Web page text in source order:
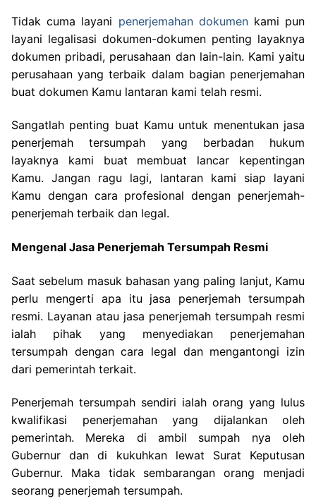
Tidak cuma layani penerjemahan dokumenkami pun
layani legalisasi dokumen-dokumen penting layaknya
dokumen pribadi, perusahaan dan lain-lain. Kami yaitu
perusahaan yang terbaik dalam bagian penerjemahan
buat dokumen Kamu lantaran kami telah resmi.
Sangatlah penting buat Kamu untuk menentukan jasa
penerjemah tersumpah yang berbadan hukum
layaknya kami buat membuat lancar kepentingan
Kamu. Jangan ragu lagi, lantaran kami siap layani
Kamu dengan cara profesional dengan penerjemah-
penerjemah terbaik dan legal.
Mengenal Jasa Penerjemah Tersumpah Resmi
Saat sebelum masuk bahasan yang paling lanjut, Kamu
perlu mengerti apa itu jasa penerjemah tersumpah
resmi. Layanan atau jasa penerjemah tersumpah resmi
ialah pihak yang menyediakan penerjemahan
tersumpah dengan cara legal dan mengantongi izin
dari pemerintah terkait.
Penerjemah tersumpah sendiri ialah orang yang lulus
kwalifikasi penerjemahan yang dijalankan oleh
pemerintah. Mereka di ambil sumpah nya oleh
Gubernur dan di kukuhkan lewat Surat Keputusan
Gubernur. Maka tidak sembarangan orang menjadi
seorang penerjemah tersumpah.